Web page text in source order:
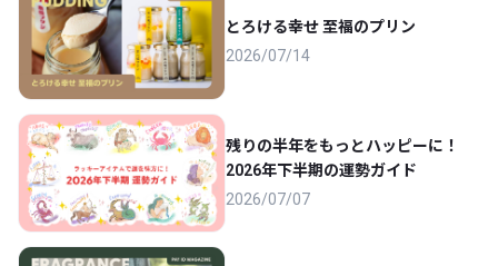
とろける幸せ 至福のプリン
2026/07/14
残りの半年をもっとハッピーに！
2026年下半期の運勢ガイド
2026/07/07